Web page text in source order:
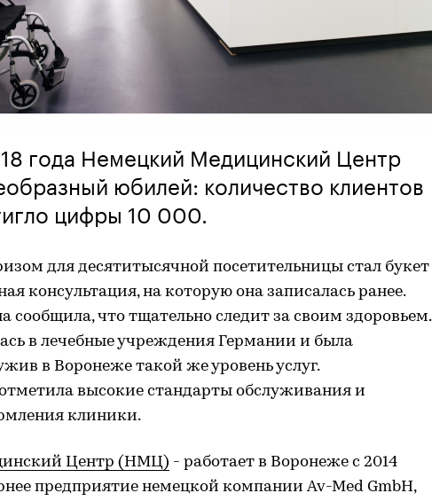
года Немецкий Медицинский Центр
юбилей: количество клиентов
цифры 10 000.
для десятитысячной посетительницы стал букет
консультация, на которую она записалась ранее.
сообщила, что тщательно следит за своим здоровьем.
в лечебные учреждения Германии и была
в Воронеже такой же уровень услуг.
высокие стандарты обслуживания и
клиники.
Центр (НМЦ) - работает в Воронеже с 2014
предприятие немецкой компании Av-Med GmbH,